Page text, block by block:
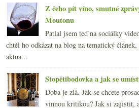
Z čeho pít víno, smutné
Moutonu
Patlal jsem teď na sociálky
chtěl ho odkázat na blog na tematický
aktua...
Stopětibodovka a jak se
Doba je zlá. Jak se chcete
vinnou kritikou? Jak si zajistit,